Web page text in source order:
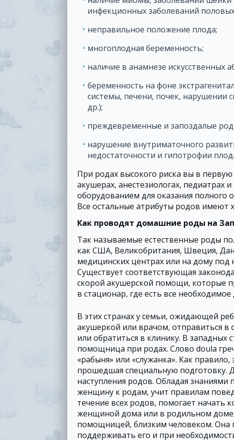
инфекционных заболеваний
неправильное положение плода;
многоплодная беременность;
наличие в анамнезе искусственных
беременность на фоне
системы, печени, почек, нарушении
др.);
преждевременные и запоздалые
нарушение внутриматочного
недостаточности и гипотрофии
При родах высокого риска вы в
акушерах, анестезиологах,
оборудованием для оказания
Все остальные атрибуты родов имеют
Как проводят домашние роды на
Так называемые естественные роды
как США, Великобритания, Швеция,
медицинских центрах или на дому
Существует соответствующая
скорой акушерской помощи, которые
в стационар, где есть все
В этих странах у семьи, ожидающей
акушеркой или врачом, отправиться
или обратиться в клинику. В западных
помощница при родах. Слово doula
«рабыня» или «служанка». Как
прошедшая специальную подготовку.
наступления родов. Обладая знаниями
женщину к родам, учит правилам
течение всех родов, помогает начать
женщиной дома или в родильном
помощницей, близким человеком. Она
поддерживать его и при